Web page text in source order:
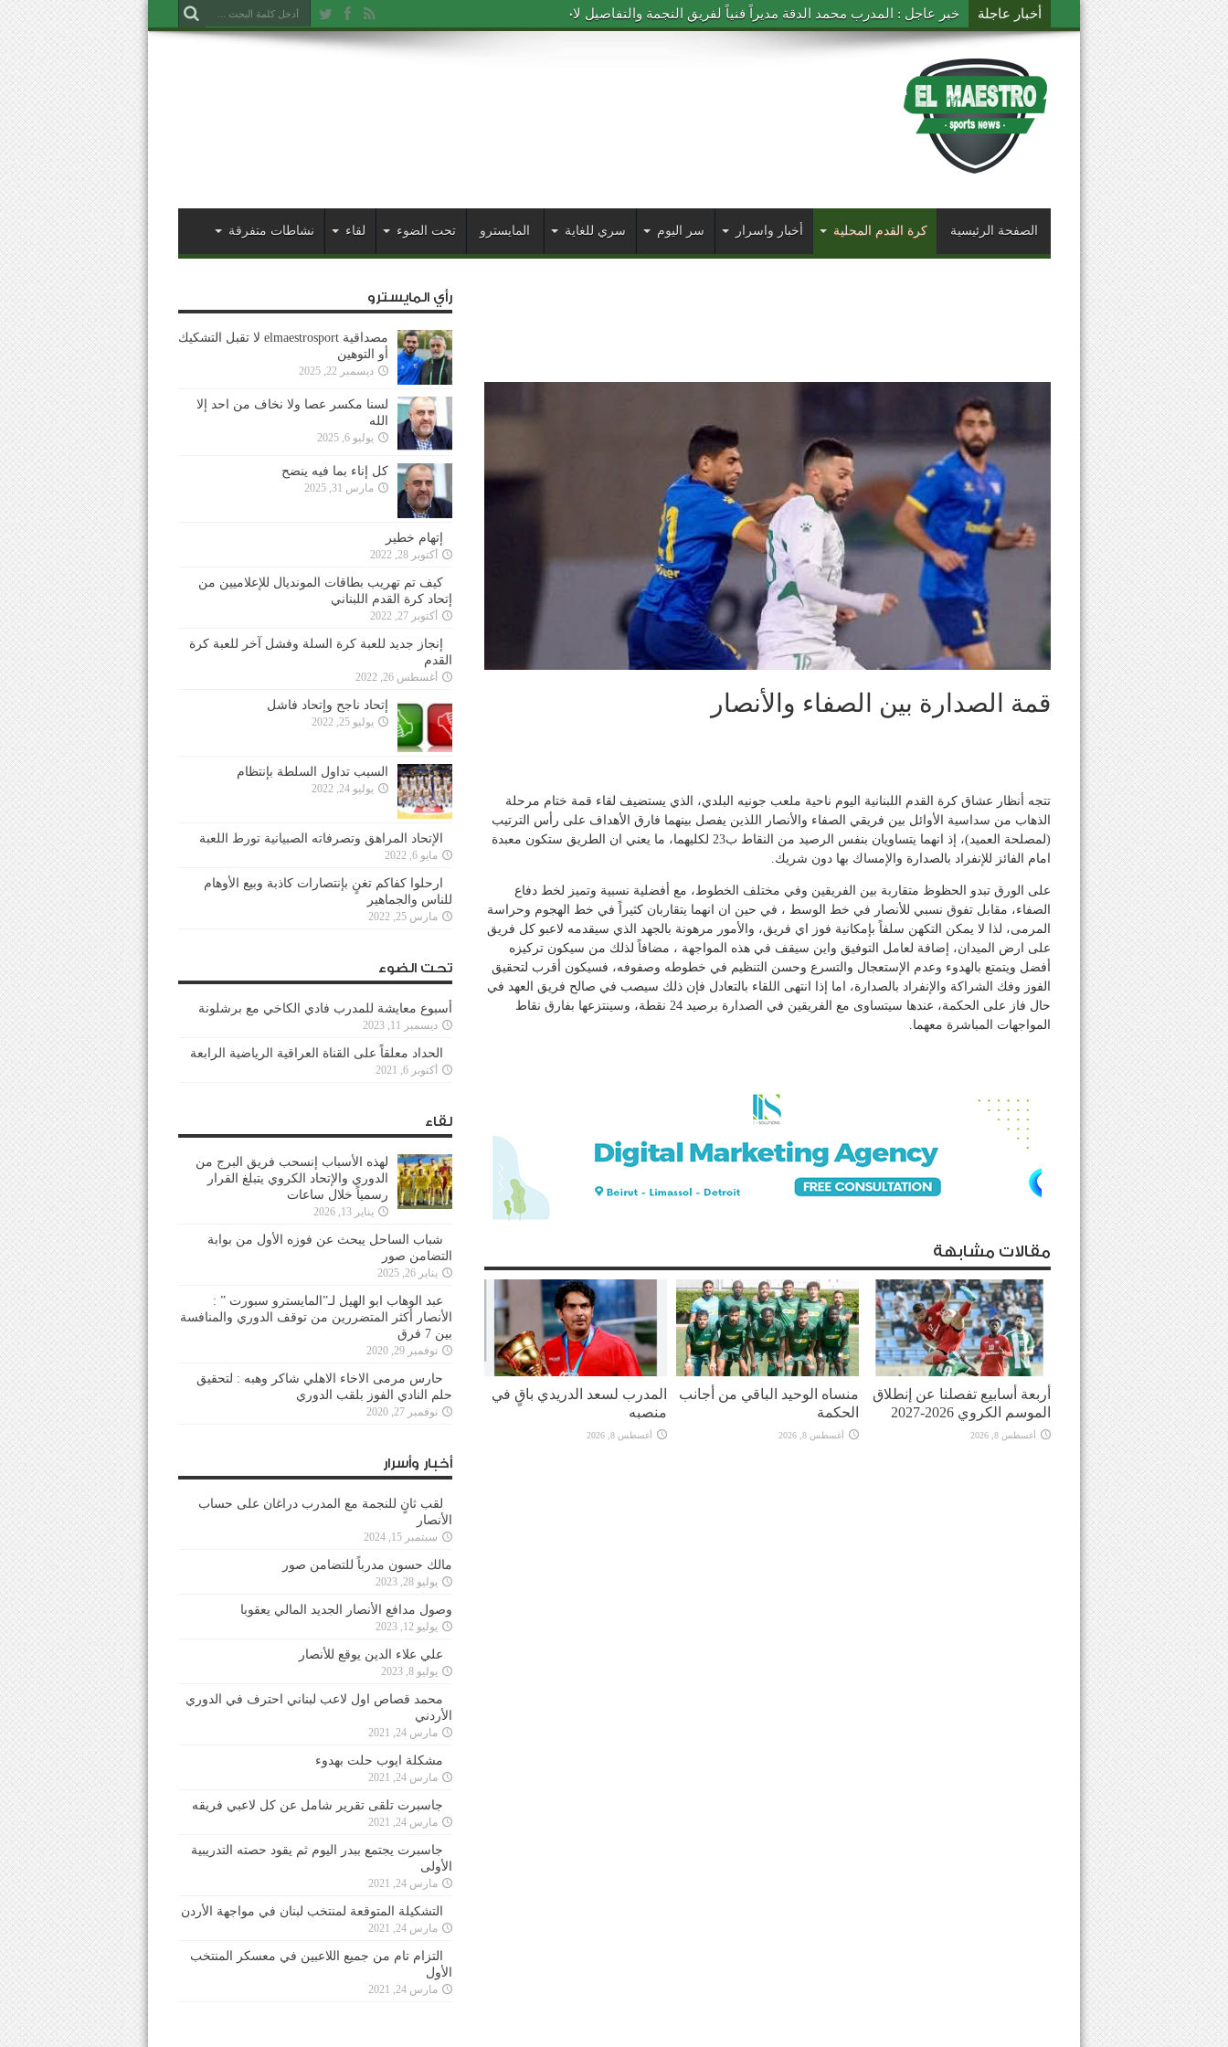
أخبار عاجلة خبر عاجل : المدرب محمد الدقة مديراً فنياً لفريق النجمة والتفاصيل لاحقاً
الصفحة الرئيسية كرة القدم المحلية أخبار واسرار سر اليوم سري للغاية المايسترو تحت الضوء لقاء نشاطات متفرقة
قمة الصدارة بين الصفاء والأنصار
تتجه أنظار عشاق كرة القدم اللبنانية اليوم ناحية ملعب جونيه البلدي، الذي يستضيف لقاء قمة ختام مرحلة
الذهاب من سداسية الأوائل بين فريقي الصفاء والأنصار اللذين يفصل بينهما فارق الأهداف على رأس الترتيب
(لمصلحة العميد)، إذ انهما يتساويان بنفس الرصيد من النقاط ب23 لكليهما، ما يعني ان الطريق ستكون معبدة
امام الفائز للإنفراد بالصدارة والإمساك بها دون شريك.
على الورق تبدو الحظوظ متقاربة بين الفريقين وفي مختلف الخطوط، مع أفضلية نسبية وتميز لخط دفاع
الصفاء، مقابل تفوق نسبي للأنصار في خط الوسط ، في حين ان انهما يتقاربان كثيراً في خط الهجوم وحراسة
المرمى، لذا لا يمكن التكهن سلفاً بإمكانية فوز اي فريق، والأمور مرهونة بالجهد الذي سيقدمه لاعبو كل فريق
على ارض الميدان، إضافة لعامل التوفيق واين سيقف في هذه المواجهة ، مضافاً لذلك من سيكون تركيزه
أفضل ويتمتع بالهدوء وعدم الإستعجال والتسرع وحسن التنظيم في خطوطه وصفوفه، فسيكون أقرب لتحقيق
الفوز وفك الشراكة والإنفراد بالصدارة، اما إذا انتهى اللقاء بالتعادل فإن ذلك سيصب في صالح فريق العهد في
حال فاز على الحكمة، عندها سيتساوى مع الفريقين في الصدارة برصيد 24 نقطة، وسينتزعها بفارق نقاط
المواجهات المباشرة معهما.
مقالات مشابهة
أربعة أسابيع تفصلنا عن إنطلاق
الموسم الكروي 2026-2027
أغسطس 8, 2026
منساه الوحيد الباقي من أجانب
الحكمة
أغسطس 8, 2026
المدرب لسعد الدريدي باقٍ في
منصبه
أغسطس 8, 2026
رأي المايسترو
مصداقية elmaestrosport لا تقبل التشكيك
أو التوهين
ديسمبر 22, 2025
لسنا مكسر عصا ولا نخاف من احد إلا
الله
يوليو 6, 2025
كل إناء بما فيه ينضح
مارس 31, 2025
إتهام خطير
أكتوبر 28, 2022
كيف تم تهريب بطاقات المونديال للإعلاميين من
إتحاد كرة القدم اللبناني
أكتوبر 27, 2022
إنجاز جديد للعبة كرة السلة وفشل آخر للعبة كرة
القدم
أغسطس 26, 2022
إتحاد ناجح وإتحاد فاشل
يوليو 25, 2022
السبب تداول السلطة بإنتظام
يوليو 24, 2022
الإتحاد المراهق وتصرفاته الصبيانية تورط اللعبة
مايو 6, 2022
ارحلوا كفاكم تغنٍ بإنتصارات كاذبة وبيع الأوهام
للناس والجماهير
مارس 25, 2022
تحت الضوء
أسبوع معايشة للمدرب فادي الكاخي مع برشلونة
ديسمبر 11, 2023
الحداد معلقاً على القناة العراقية الرياضية الرابعة
أكتوبر 6, 2021
لقاء
لهذه الأسباب إنسحب فريق البرج من
الدوري والإتحاد الكروي يتبلغ القرار
رسمياً خلال ساعات
يناير 13, 2026
شباب الساحل يبحث عن فوزه الأول من بوابة
التضامن صور
يناير 26, 2025
عبد الوهاب ابو الهيل لـ”المايسترو سبورت ” :
الأنصار أكثر المتضررين من توقف الدوري والمنافسة
بين 7 فرق
نوفمبر 29, 2020
حارس مرمى الاخاء الاهلي شاكر وهبه : لتحقيق
حلم النادي الفوز بلقب الدوري
نوفمبر 27, 2020
أخبار وأسرار
لقب ثانٍ للنجمة مع المدرب دراغان على حساب
الأنصار
سبتمبر 15, 2024
مالك حسون مدرباً للتضامن صور
يوليو 28, 2023
وصول مدافع الأنصار الجديد المالي يعقوبا
يوليو 12, 2023
علي علاء الدين يوقع للأنصار
يوليو 8, 2023
محمد قصاص اول لاعب لبناني احترف في الدوري
الأردني
مارس 24, 2021
مشكلة ايوب حلت بهدوء
مارس 24, 2021
جاسبرت تلقى تقرير شامل عن كل لاعبي فريقه
مارس 24, 2021
جاسبرت يجتمع ببدر اليوم ثم يقود حصته التدريبية
الأولى
مارس 24, 2021
التشكيلة المتوقعة لمنتخب لبنان في مواجهة الأردن
مارس 24, 2021
التزام تام من جميع اللاعبين في معسكر المنتخب
الأول
مارس 24, 2021